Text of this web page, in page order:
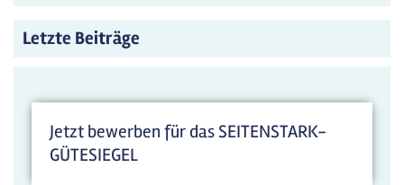
Letzte Beiträge
Jetzt bewerben für das SEITENSTARK-
GÜTESIEGEL